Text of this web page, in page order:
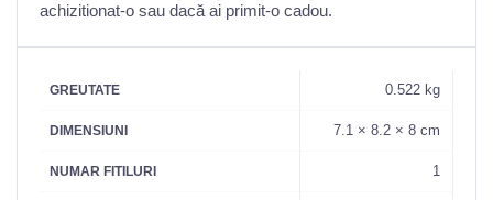
achizitionat-o sau dacă ai primit-o cadou.
GREUTATE 0.522 kg
DIMENSIUNI 7.1 × 8.2 × 8 cm
NUMAR FITILURI 1